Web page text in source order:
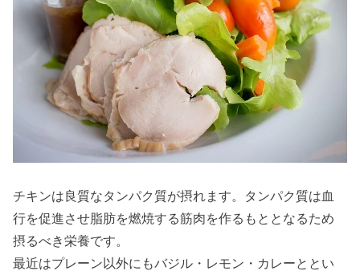
⑧ロカ
ボ食品
› コンビニダイ
エットは昼食
で！ダイエッ
トにおすすめ
のコンビニ昼
» ダイエ
おすす
チキンは良質なタンパク質が摂れます。タンパク質は血
行を促進させ脂肪を燃焼する筋肉を作るもととなるため
摂るべき栄養です。
最近はプレーン以外にもバジル・レモン・カレーととい